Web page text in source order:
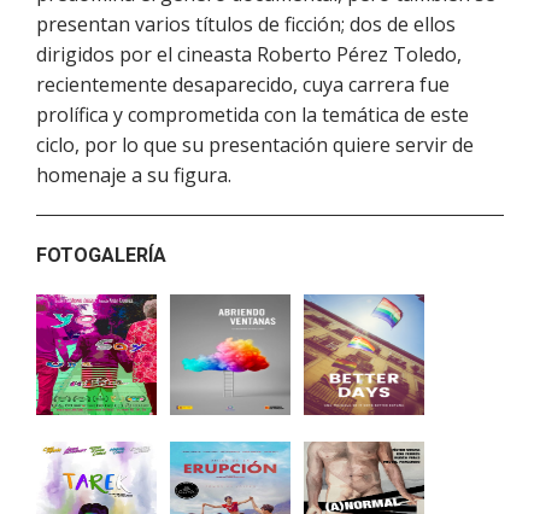
presentan varios títulos de ficción; dos de ellos
dirigidos por el cineasta Roberto Pérez Toledo,
recientemente desaparecido, cuya carrera fue
prolífica y comprometida con la temática de este
ciclo, por lo que su presentación quiere servir de
homenaje a su figura.
FOTOGALERÍA